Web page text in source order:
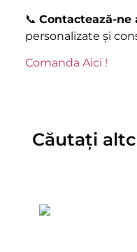
📞 Contactează-ne
personalizate și
Comanda Aici !
Căutați